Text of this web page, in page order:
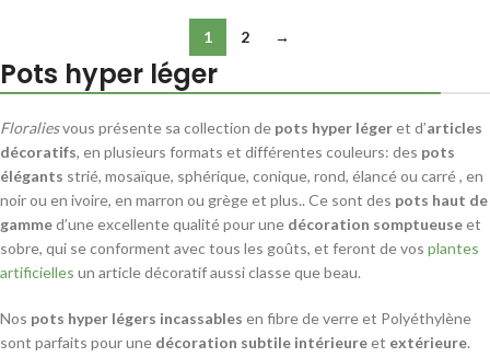
1 2 →
Pots hyper léger
Floraliesvous présente sa collection de pots hyper légeret d’articles
décoratifs, en plusieurs formats et différentes couleurs: des pots
élégants strié, mosaïque, sphérique, conique, rond, élancé ou carré , en
noir ou en ivoire, en marron ou grège et plus.. Ce sont des pots haut de
gammed’une excellente qualité pour une décoration somptueuseet
sobre, qui se conforment avec tous les goûts, et feront de vos plantes
artificielles un article décoratif aussi classe que beau.
Nos pots hyper légers incassables en fibre de verre et Polyéthylène
sont parfaits pour une décoration subtile intérieureet extérieure.